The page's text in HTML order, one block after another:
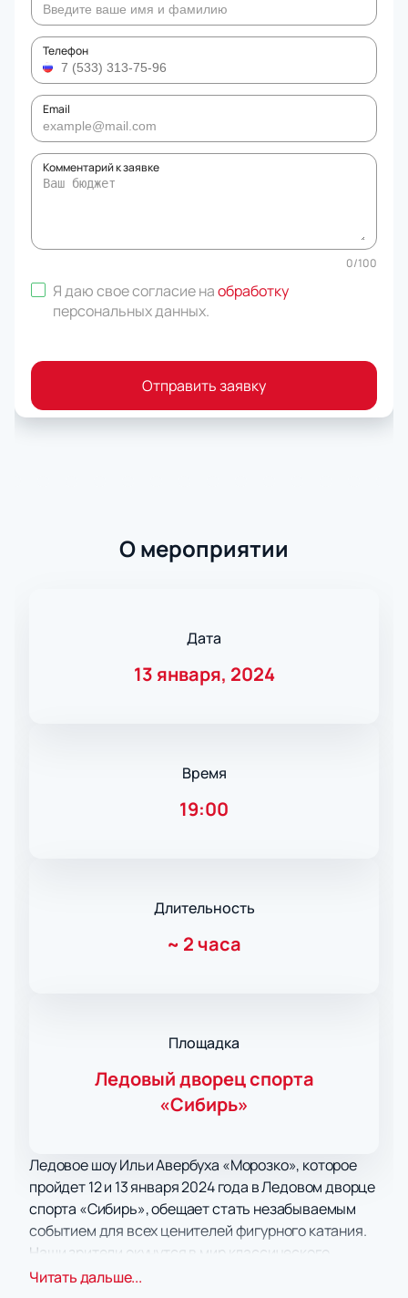
Телефон
Email
Комментарий к заявке
0/100
Я даю свое согласие наобработку
персональных данных.
Отправить заявку
О мероприятии
Дата
13 января, 2024
Время
19:00
Длительность
~ 2 часа
Площадка
Ледовый дворец спорта
«Сибирь»
Ледовое шоу Ильи Авербуха «Морозко», которое
пройдет 12 и 13 января 2024 года в Ледовом дворце
спорта «Сибирь», обещает стать незабываемым
событием для всех ценителей фигурного катания.
Наши зрители окунутся в мир классического
фольклорного сюжета, который вырос с ними с
Читать дальше...